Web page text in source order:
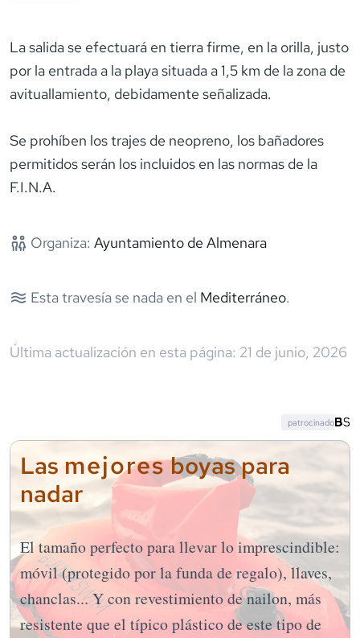
La salida se efectuará en tierra firme, en la orilla, justo
por la entrada a la playa situada a 1,5 km de la zona de
avituallamiento, debidamente señalizada.
Se prohíben los trajes de neopreno, los bañadores
permitidos serán los incluidos en las normas de la
F.I.N.A.
Organiza: Ayuntamiento de Almenara
Esta travesía se nada en el Mediterráneo.
Última actualización en esta página: 21 de junio, 2026
Las mejoresboyas para
nadar
El tamaño perfecto para llevar lo imprescindible:
móvil (protegido por la funda de regalo), llaves,
chanclas... Y con revestimiento de nailon, más
resistente que el típico plástico de este tipo de
patrocinado